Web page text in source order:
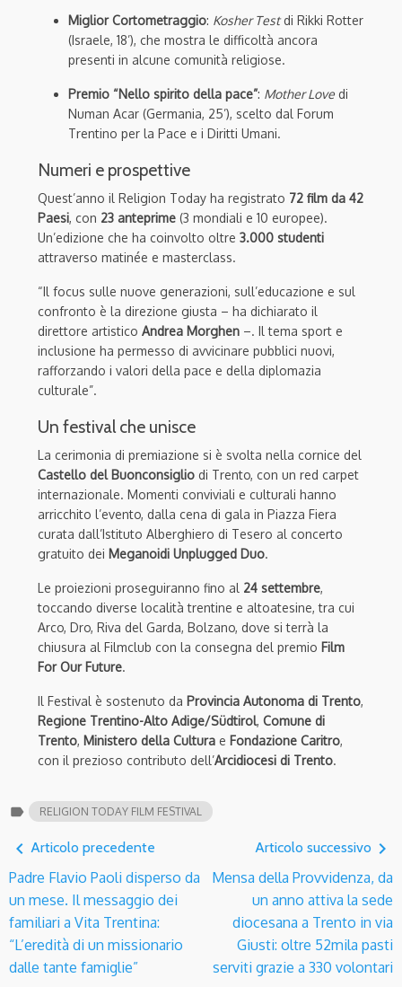
Miglior Cortometraggio: Kosher Testdi Rikki Rotter
(Israele, 18’), che mostra le difficoltà ancora
presenti in alcune comunità religiose.
Premio “Nello spirito della pace”: Mother Love di
Numan Acar (Germania, 25’), scelto dal Forum
Trentino per la Pace e i Diritti Umani.
Numeri e prospettive
Quest’anno il Religion Today ha registrato 72 film da 42
Paesi, con 23 anteprime (3 mondiali e 10 europee).
Un’edizione che ha coinvolto oltre 3.000 studenti
attraverso matinée e masterclass.
“Il focus sulle nuove generazioni, sull’educazione e sul
confronto è la direzione giusta – ha dichiarato il
direttore artistico Andrea Morghen –. Il tema sport e
inclusione ha permesso di avvicinare pubblici nuovi,
rafforzando i valori della pace e della diplomazia
culturale”.
Un festival che unisce
La cerimonia di premiazione si è svolta nella cornice del
Castello del Buonconsiglio di Trento, con un red carpet
internazionale. Momenti conviviali e culturali hanno
arricchito l’evento, dalla cena di gala in Piazza Fiera
curata dall’Istituto Alberghiero di Tesero al concerto
gratuito dei Meganoidi Unplugged Duo.
Le proiezioni proseguiranno fino al 24 settembre,
toccando diverse località trentine e altoatesine, tra cui
Arco, Dro, Riva del Garda, Bolzano, dove si terrà la
chiusura al Filmclub con la consegna del premio Film
For Our Future.
Il Festival è sostenuto da Provincia Autonoma di Trento,
Regione Trentino-Alto Adige/Südtirol, Comune di
Trento, Ministero della Cultura e Fondazione Caritro,
con il prezioso contributo dell’Arcidiocesi di Trento.
label RELIGION TODAY FILM FESTIVAL
navigate_before Articolo precedente
Padre Flavio Paoli disperso da
un mese. Il messaggio dei
familiari a Vita Trentina:
“L’eredità di un missionario
dalle tante famiglie”
Articolo successivo navigate_next
Mensa della Provvidenza, da
un anno attiva la sede
diocesana a Trento in via
Giusti: oltre 52mila pasti
serviti grazie a 330 volontari